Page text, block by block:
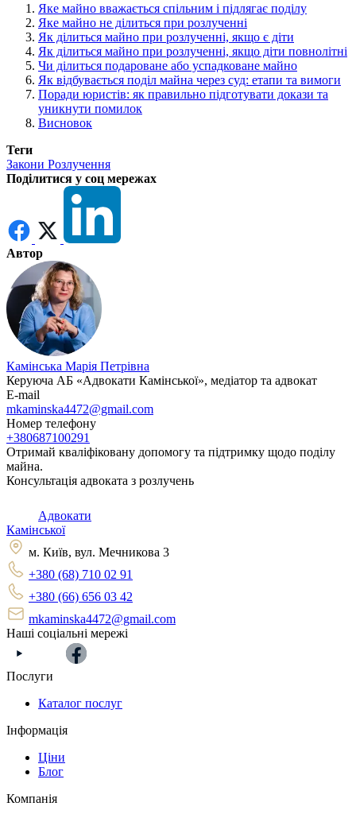
Яке майно вважається спільним і підлягає поділу
Яке майно не ділиться при розлученні
Як ділиться майно при розлученні, якщо є діти
Як ділиться майно при розлученні, якщо діти повнолітні
Чи ділиться подароване або успадковане майно
Як відбувається поділ майна через суд: етапи та вимоги
Поради юристів: як правильно підготувати докази та
уникнути помилок
Висновок
Теги
Закони Розлучення
Поділитися у соц мережах
Автор
Камінська Марія Петрівна
Керуюча АБ «Адвокати Камінської», медіатор та адвокат
E-mail
mkaminska4472@gmail.com
Номер телефону
+380687100291
Отримай кваліфіковану допомогу та підтримку щодо поділу
майна.
Консультація адвоката з розлучень
Адвокати
Камінської
м. Київ, вул. Мечникова 3
+380 (68) 710 02 91
+380 (66) 656 03 42
mkaminska4472@gmail.com
Наші соціальні мережі
Послуги
Каталог послуг
Інформація
Ціни
Блог
Компанія